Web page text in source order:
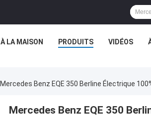
À LA MAISON PRODUITS VIDÉOS
Mercedes Benz EQE 350 Berline Électrique
Mercedes Benz EQE 350